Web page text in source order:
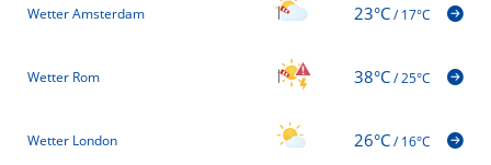
Wetter Amsterdam 23°C/17°C
Wetter Rom 38°C/25°C
Wetter London 26°C/16°C